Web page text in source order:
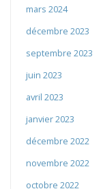
mars 2024
décembre 2023
septembre 2023
juin 2023
avril 2023
janvier 2023
décembre 2022
novembre 2022
octobre 2022